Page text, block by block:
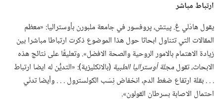
ارتباط مباشر
يقول هادْلي ڠ.‏ پيتش،‏ پروفسور في جامعة ملبورن بأوستراليا:‏ «معظم
المقالات التي تتناول ابحاثا حول هذا الموضوع ذكرت ارتباطا مباشرا بين
زيادة الاهتمام بالامور الروحية والصحة الافضل».‏ وتعليقًا على نتائج هذه
الابحاث،‏ تقولمجلة أوستراليا الطبية ‏(‏بالانكليزية)‏:‏ «التديُّن له ايضا ارتباط
.‏ .‏ .‏ بقلة ارتفاع ضغط الدم،‏ انخفاض نِسَب الكولسترول .‏ .‏ .‏ وأيضا تدنّي
احتمال الاصابة بسرطان القولون».‏